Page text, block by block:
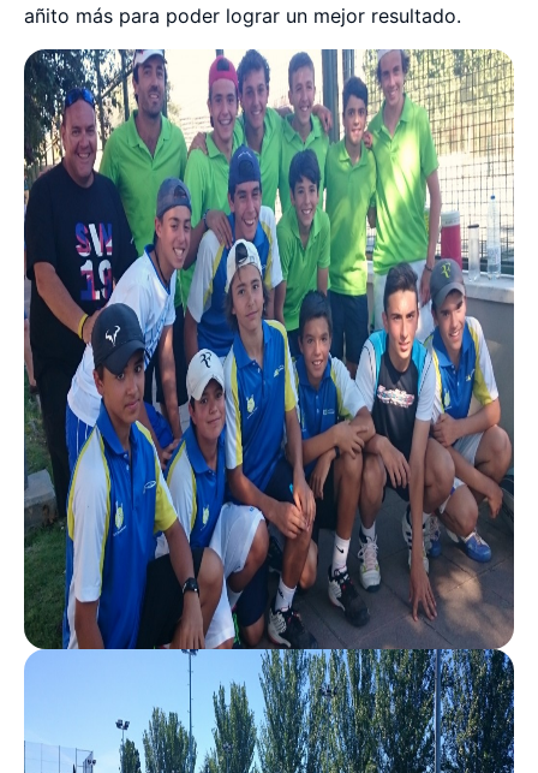
añito más para poder lograr un mejor resultado.